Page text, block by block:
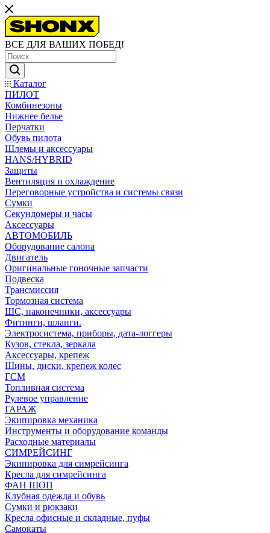
ВСЕ ДЛЯ ВАШИХ ПОБЕД!
Каталог
ПИЛОТ
Комбинезоны
Нижнее белье
Перчатки
Обувь пилота
Шлемы и аксессуары
HANS/HYBRID
Защиты
Вентиляция и охлаждение
Переговорные устройства и системы связи
Сумки
Секундомеры и часы
Аксессуары
АВТОМОБИЛЬ
Оборудование салона
Двигатель
Оригинальные гоночные запчасти
Подвеска
Трансмиссия
Тормозная система
ШС, наконечники, аксессуары
Фитинги, шланги.
Электросистема, приборы, дата-логгеры
Кузов, стекла, зеркала
Аксессуары, крепеж
Шины, диски, крепеж колес
ГСМ
Топливная система
Рулевое управление
ГАРАЖ
Экипировка механика
Инструменты и оборудование команды
Расходные материалы
СИМРЕЙСИНГ
Экипировка для симрейсинга
Кресла для симрейсинга
ФАН ШОП
Клубная одежда и обувь
Сумки и рюкзаки
Кресла офисные и складные, пуфы
Самокаты